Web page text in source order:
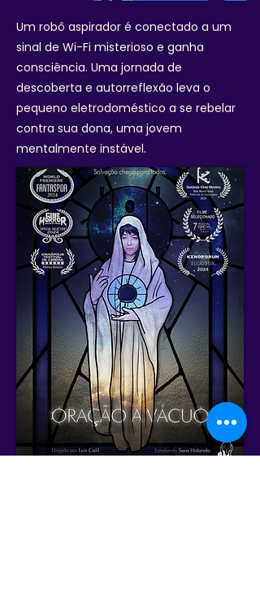
Um robô aspirador é conectado a um
sinal de Wi-Fi misterioso e ganha
consciência. Uma jornada de
descoberta e autorreflexão leva o
pequeno eletrodoméstico a se rebelar
contra sua dona, uma jovem
mentalmente instável.